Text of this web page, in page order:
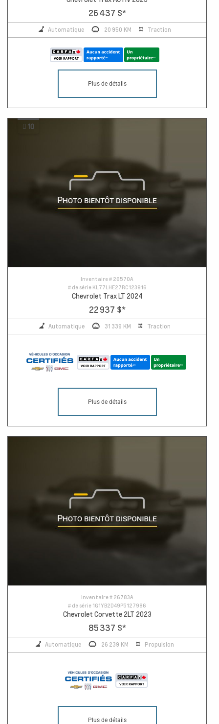
26 437 $*
Automatique 20 950 KM Traction
Plus de détails
10
Inventaire # 26570A
# de série KL77LHE27RC123916
Chevrolet Trax LT 2024
22 937 $*
Automatique 31 339 KM Traction
Plus de détails
Inventaire # 26783A
# de série 1G1YB2D49P5127986
Chevrolet Corvette 2LT 2023
85 337 $*
Automatique 26 239 KM Propulsion
Plus de détails